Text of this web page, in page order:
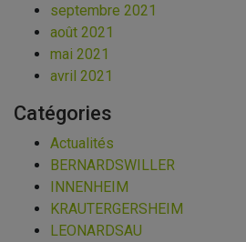
septembre 2021
août 2021
mai 2021
avril 2021
Catégories
Actualités
BERNARDSWILLER
INNENHEIM
KRAUTERGERSHEIM
LEONARDSAU